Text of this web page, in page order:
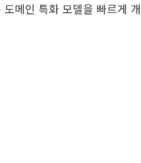
도메인 특화 모델을 빠르게 개